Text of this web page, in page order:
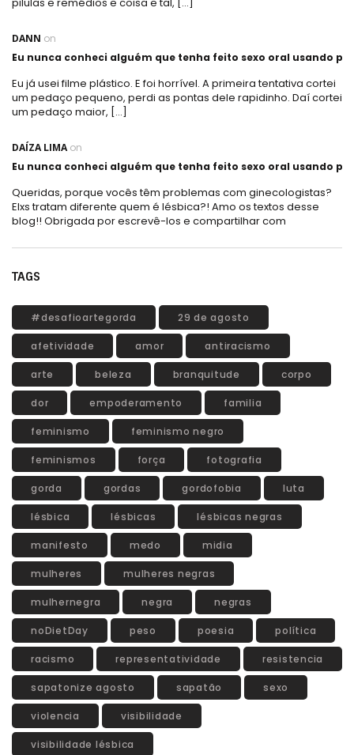
pilulas e remédios e coisa e tal, […]
DANN on
Eu nunca conheci alguém que tenha feito sexo oral usando
Eu já usei filme plástico. E foi horrível. A primeira tentativa cortei
um pedaço pequeno, perdi as pontas dele rapidinho. Daí cortei
um pedaço maior, […]
DAÍZA LIMAon
Eu nunca conheci alguém que tenha feito sexo oral usando
Queridas, porque vocês têm problemas com ginecologistas?
Elxs tratam diferente quem é lésbica?! Amo os textos desse
blog!! Obrigada por escrevê-los e compartilhar com
TAGS
#desafioartegorda 29 de agosto
afetividade amor antiracismo
arte beleza branquitude corpo
dor empoderamento familia
feminismo feminismo negro
feminismos força fotografia
gorda gordas gordofobia luta
lésbica lésbicas lésbicas negras
manifesto medo midia
mulheres mulheres negras
mulhernegra negra negras
noDietDay peso poesia política
racismo representatividade resistencia
sapatonize agosto sapatão sexo
violencia visibilidade
visibilidade lésbica